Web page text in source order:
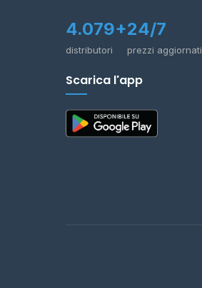
4.079+
distributori
24/7
prezzi aggiornati
Scarica l'app